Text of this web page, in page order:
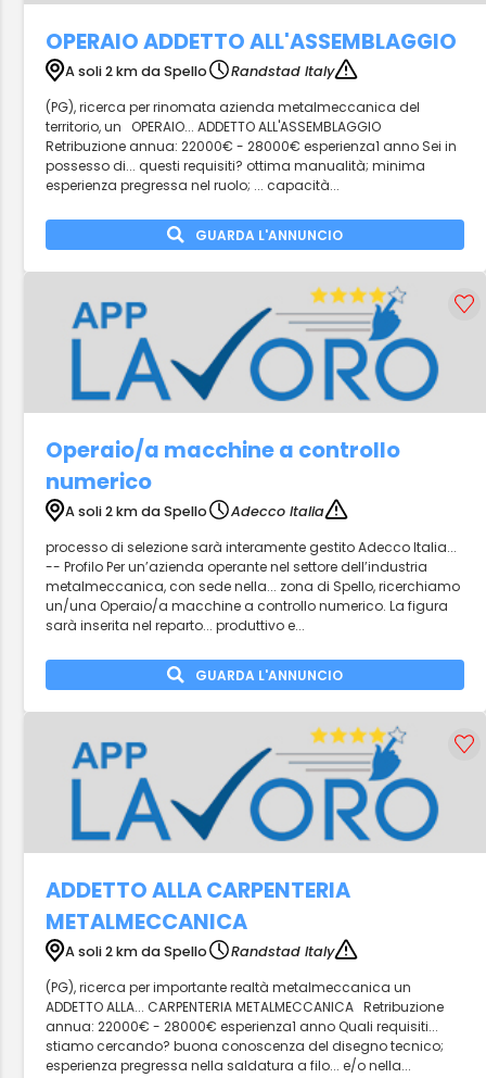
OPERAIO ADDETTO ALL'ASSEMBLAGGIO
A soli 2 km da Spello
Randstad Italy
(PG), ricerca per rinomata azienda metalmeccanica del
territorio, un OPERAIO... ADDETTO ALL'ASSEMBLAGGIO
Retribuzione annua: 22000€ - 28000€ esperienza1 anno Sei in
possesso di... questi requisiti? ottima manualità; minima
esperienza pregressa nel ruolo; ... capacità...
GUARDA L'ANNUNCIO
Operaio/a macchine a controllo
numerico
A soli 2 km da Spello
Adecco Italia
processo di selezione sarà interamente gestito Adecco Italia...
-- Profilo Per un’azienda operante nel settore dell’industria
metalmeccanica, con sede nella... zona di Spello, ricerchiamo
un/una Operaio/a macchine a controllo numerico. La figura
sarà inserita nel reparto... produttivo e...
GUARDA L'ANNUNCIO
ADDETTO ALLA CARPENTERIA
METALMECCANICA
A soli 2 km da Spello
Randstad Italy
(PG), ricerca per importante realtà metalmeccanica un
ADDETTO ALLA... CARPENTERIA METALMECCANICA Retribuzione
annua: 22000€ - 28000€ esperienza1 anno Quali requisiti...
stiamo cercando? buona conoscenza del disegno tecnico;
esperienza pregressa nella saldatura a filo... e/o nella...